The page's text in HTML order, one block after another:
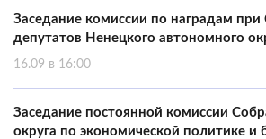
Заседание комиссии по наградам при
депутатов Ненецкого автономного
16.09 в 16:00
Заседание постоянной комиссии
округа по экономической политике и